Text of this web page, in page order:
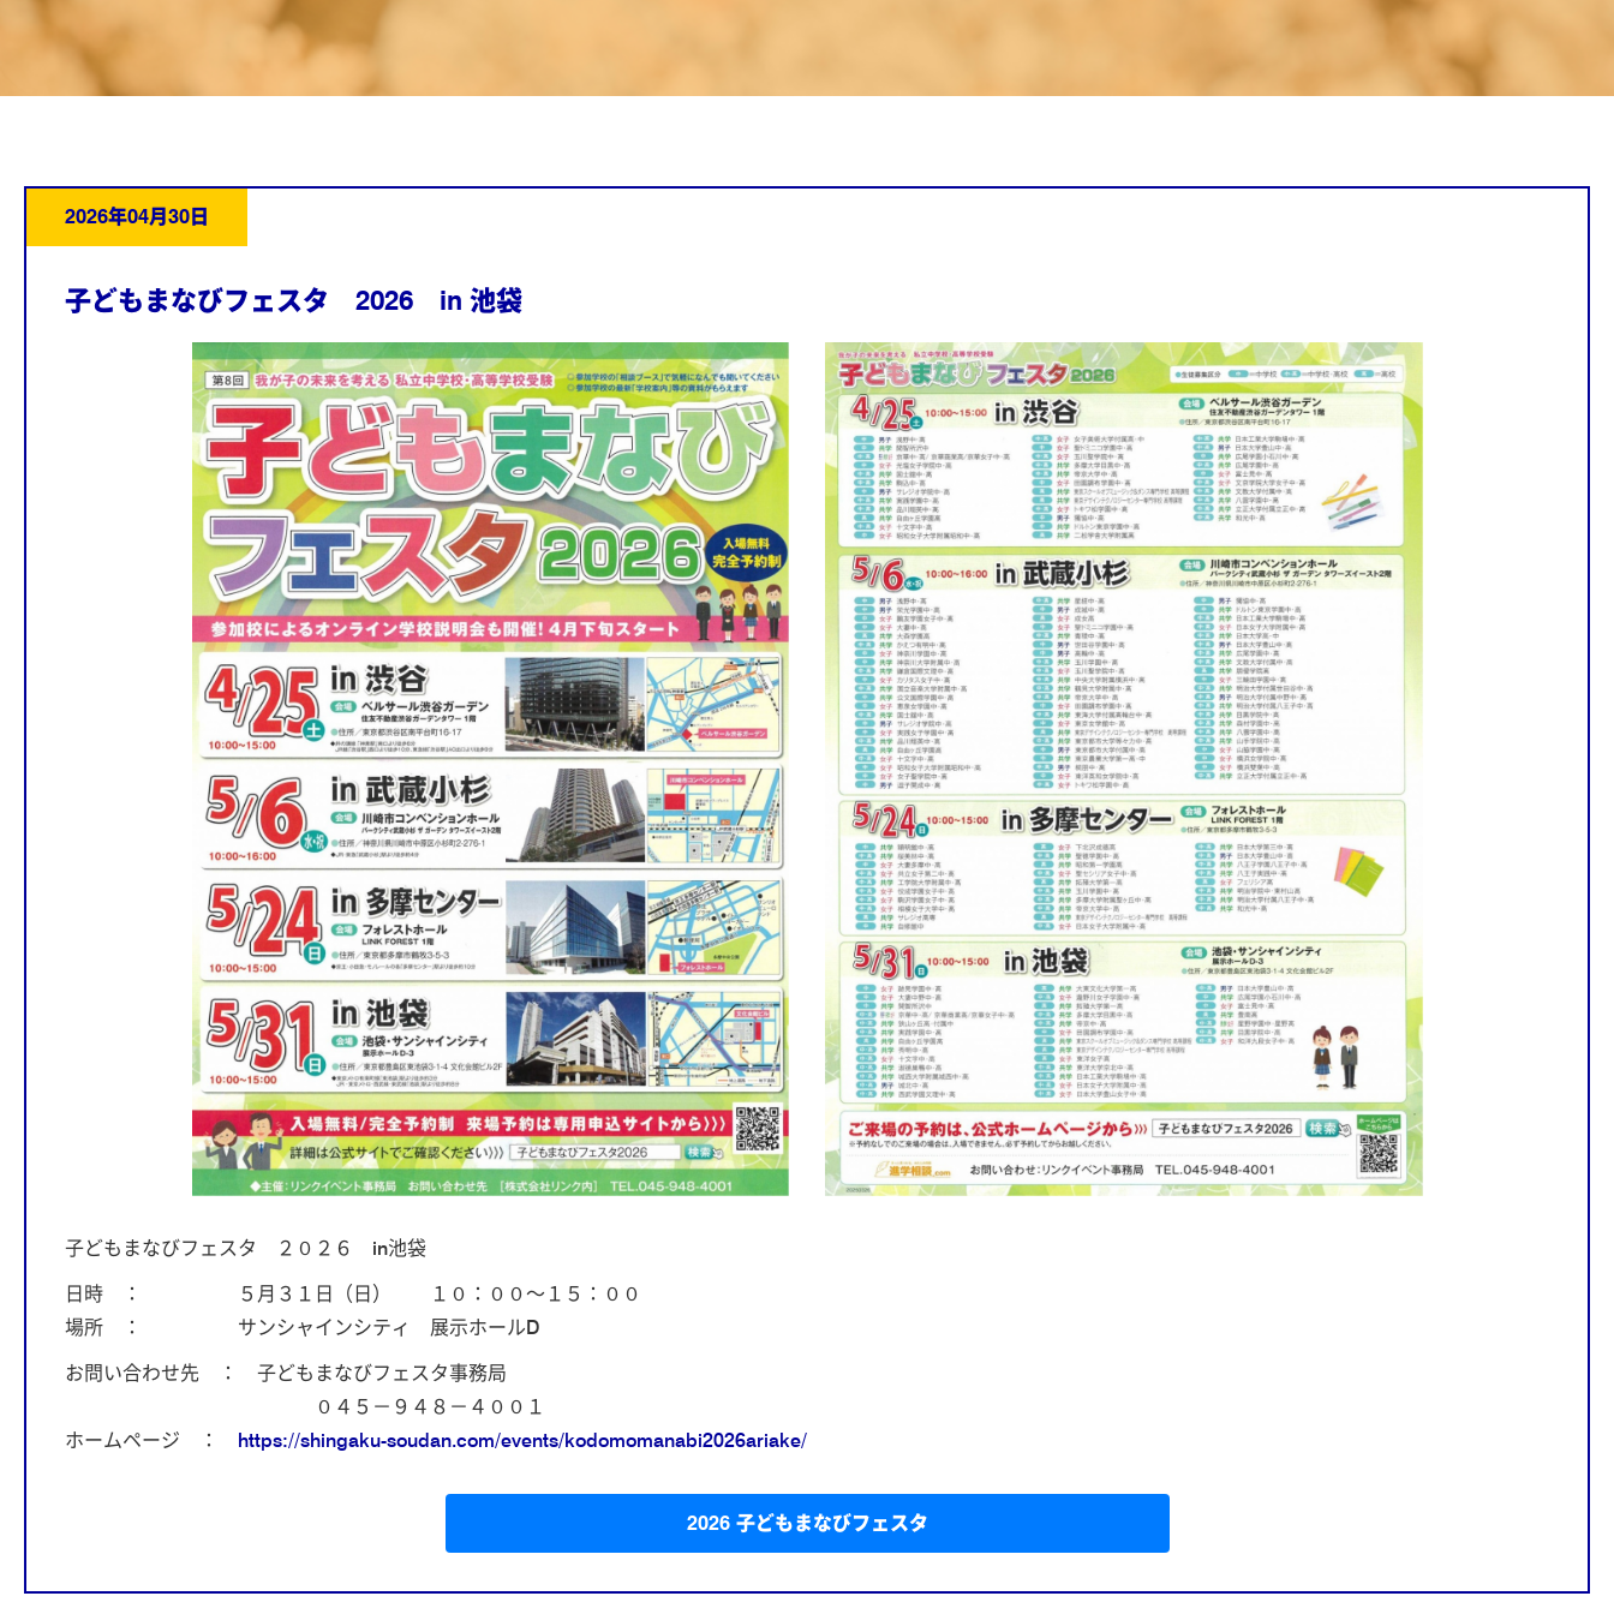
2026年04月30日
子どもまなびフェスタ 2026 in 池袋
子どもまなびフェスタ ２０２６ in池袋
日時 ： ５月３１日（日） １０：００～１５：００
場所 ： サンシャインシティ 展示ホールD
お問い合わせ先 ： 子どもまなびフェスタ事務局
０４５－９４８－４００１
ホームページ ： https://shingaku-soudan.com/events/kodomomanabi2026ariake/
2026 子どもまなびフェスタ